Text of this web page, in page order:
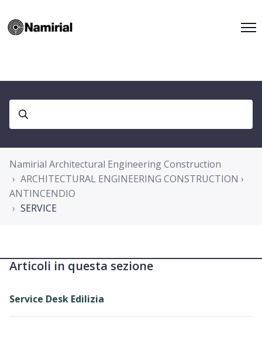
Namirial Architectural Engineering Construction
ARCHITECTURAL ENGINEERING CONSTRUCTION ›
ANTINCENDIO
SERVICE
Articoli in questa sezione
Service Desk Edilizia